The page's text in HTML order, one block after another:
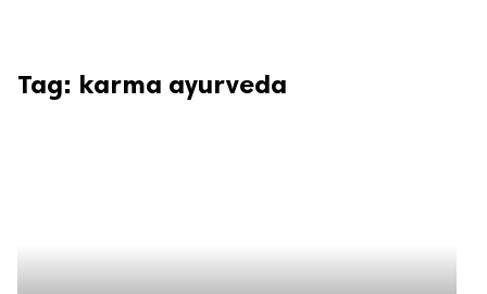
Tag: karma ayurveda